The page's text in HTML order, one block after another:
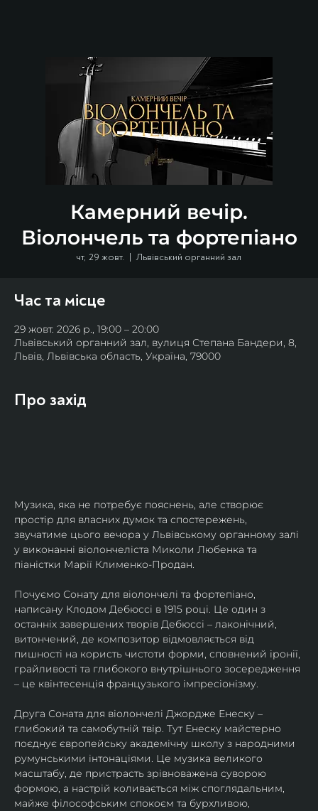
Камерний вечір.
Віолончель та фортепіано
чт, 29 жовт.
  |
Львівський органний зал
Час та місце
29 жовт. 2026 р., 19:00 – 20:00
Львівський органний зал, вулиця Степана Бандери, 8,
Львів, Львівська область, Україна, 79000
Про захід
Музика, яка не потребує пояснень, але створює
простір для власних думок та спостережень,
звучатиме цього вечора у Львівському органному залі
у виконанні віолончеліста Миколи Любенка та
піаністки Марії Клименко-Продан.
Почуємо Сонату для віолончелі та фортепіано,
написану Клодом Дебюссі в 1915 році. Це один з
останніх завершених творів Дебюссі – лаконічний,
витончений, де композитор відмовляється від
пишності на користь чистоти форми, сповнений іронії,
грайливості та глибокого внутрішнього зосередження
– це квінтесенція французького імпресіонізму.
Друга Соната для віолончелі Джордже Енеску –
глибокий та самобутній твір. Тут Енеску майстерно
поєднує європейську академічну школу з народними
румунськими інтонаціями. Це музика великого
масштабу, де пристрасть зрівноважена суворою
формою, а настрій коливається між споглядальним,
майже філософським спокоєм та бурхливою,